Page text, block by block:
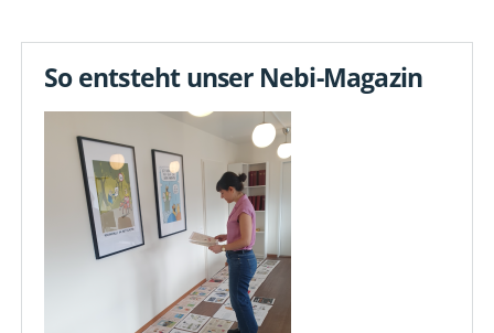
So entsteht unser Nebi-Magazin